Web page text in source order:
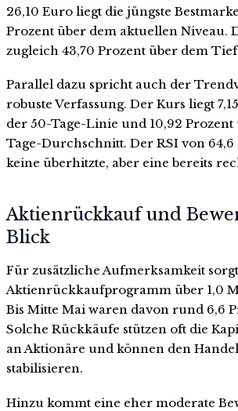
26,10 Euro liegt die jüngste
Prozent über dem aktuellen Niveau.
zugleich 43,70 Prozent über dem
Parallel dazu spricht auch der
robuste Verfassung. Der Kurs liegt
der 50-Tage-Linie und 10,92
Tage-Durchschnitt. Der RSI von 64,6
keine überhitzte, aber eine bereits
Aktienrückkauf und
Blick
Für zusätzliche Aufmerksamkeit
Aktienrückkaufprogramm über 1,0
Bis Mitte Mai waren davon rund 6,6
Solche Rückkäufe stützen oft die
an Aktionäre und können den
stabilisieren.
Hinzu kommt eine eher moderate